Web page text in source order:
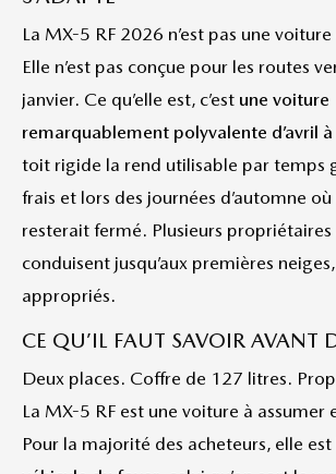
La MX-5 RF 2026 n’est pas une
Elle n’est pas conçue pour les routes
janvier. Ce qu’elle est, c’est une voiture
remarquablement polyvalente d’avril
toit rigide la rend utilisable par temps
frais et lors des journées d’automne où
resterait fermé. Plusieurs propriétaires
conduisent jusqu’aux premières
appropriés.
CE QU’IL FAUT SAVOIR AVANT
Deux places. Coffre de 127 litres.
La MX-5 RF est une voiture à assumer
Pour la majorité des acheteurs, elle est